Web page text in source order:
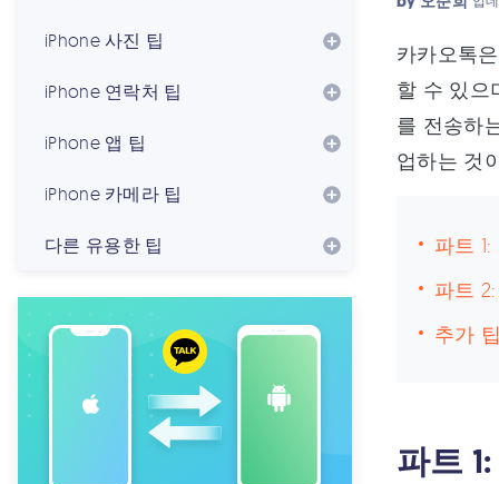
iPhone 사진 팁
iPhone 연락처 팁
iPhone 앱 팁
iPhone 카메라 팁
다른 유용한 팁
카카오톡
할 수 있으
를 전송하
업하는 것
파트
파트
추가
파트